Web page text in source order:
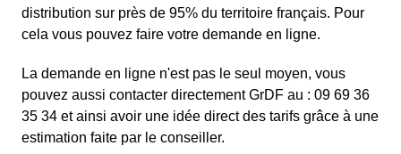
distribution sur près de 95% du territoire français. Pour
cela vous pouvez faire votre demande en ligne.
La demande en ligne n'est pas le seul moyen, vous
pouvez aussi contacter directement GrDF au : 09 69 36
35 34 et ainsi avoir une idée direct des tarifs grâce à une
estimation faite par le conseiller.